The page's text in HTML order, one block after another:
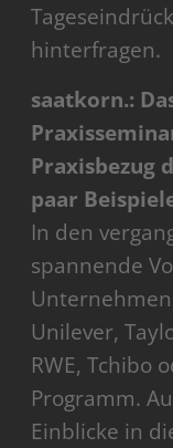
hinterfragen.
saatkorn.:
Praxisbezug
paar
In den
spannende
Unilever,
RWE, Tchibo
Programm.
Einblicke in